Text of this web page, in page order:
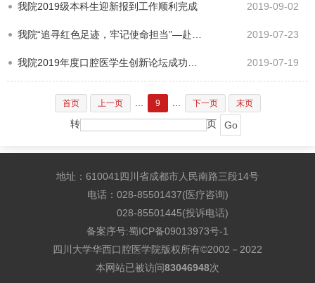
我院2019级本科生迎新报到工作顺利完成 2019-09-02
我院“追寻红色足迹，牢记使命担当”—赴遵义暑期社会实践顺利开展 2019-07-23
我院2019年度口腔医学生创新论坛成功举办 2019-07-19
首页 上一页 ... 9 ... 下一页 末页
转 页
地址：610041四川省成都市人民南路三段14号
电话：028-85501437(医疗咨询)
028-85501445(投诉电话)
备案序号:蜀ICP备09013973号-1
四川大学华西口腔医学院版权所有©2002－2022
本网站已被访问83046948次